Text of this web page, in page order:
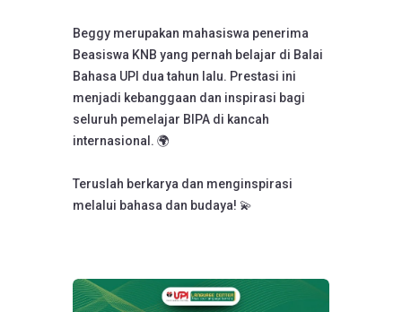
Beggy merupakan mahasiswa penerima
Beasiswa KNB yang pernah belajar di Balai
Bahasa UPI dua tahun lalu. Prestasi ini
menjadi kebanggaan dan inspirasi bagi
seluruh pemelajar BIPA di kancah
internasional. 🌍
Teruslah berkarya dan menginspirasi
melalui bahasa dan budaya! 💫